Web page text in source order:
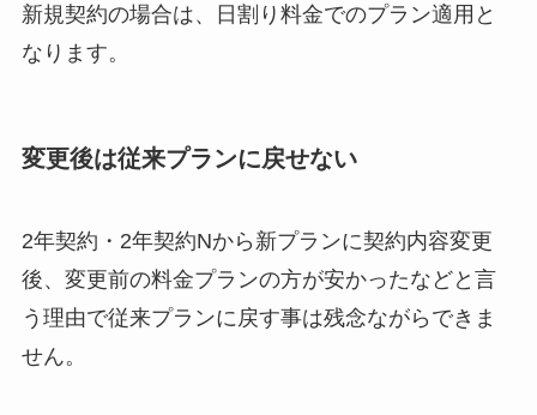
新規契約の場合は、日割り料金でのプラン適用と
なります。
変更後は従来プランに戻せない
2年契約・2年契約Nから新プランに契約内容変更
後、変更前の料金プランの方が安かったなどと言
う理由で従来プランに戻す事は残念ながらできま
せん。